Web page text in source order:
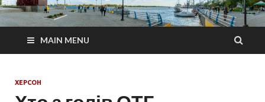
MAIN MENU
ХЕРСОН